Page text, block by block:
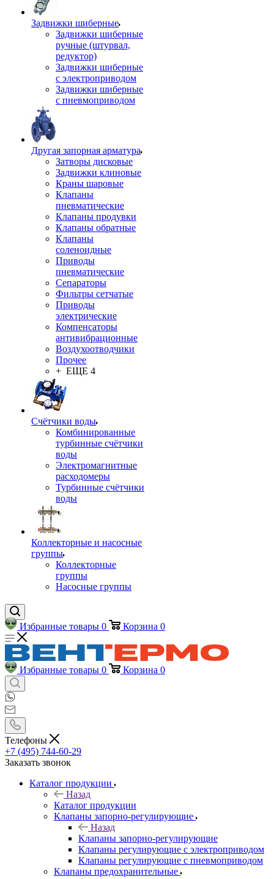
Задвижки шиберные
Задвижки шиберные
ручные (штурвал,
редуктор)
Задвижки шиберные
с электроприводом
Задвижки шиберные
с пневмоприводом
Другая запорная арматура
Затворы дисковые
Задвижки клиновые
Краны шаровые
Клапаны
пневматические
Клапаны продувки
Клапаны обратные
Клапаны
соленоидные
Приводы
пневматические
Сепараторы
Фильтры сетчатые
Приводы
электрические
Компенсаторы
антивибрационные
Воздухоотводчики
Прочее
+ ЕЩЕ 4
Счётчики воды
Комбинированные
турбинные счётчики
воды
Электромагнитные
расходомеры
Турбинные счётчики
воды
Коллекторные и насосные
группы
Коллекторные
группы
Насосные группы
Избранные товары 0 Корзина 0
Избранные товары 0 Корзина 0
Телефоны
+7 (495) 744-60-29
Заказать звонок
Каталог продукции
Назад
Каталог продукции
Клапаны запорно-регулирующие
Назад
Клапаны запорно-регулирующие
Клапаны регулирующие с электроприводом
Клапаны регулирующие с пневмоприводом
Клапаны предохранительные